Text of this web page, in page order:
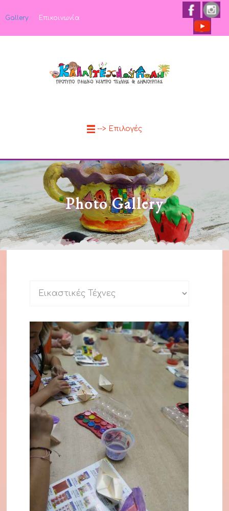
Gallery Επικοινωνία
--> Επιλογές
Photo Gallery